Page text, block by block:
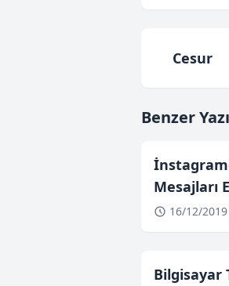
Cesur
Benzer
Mesajları
16/12/2019
Bilgisayar